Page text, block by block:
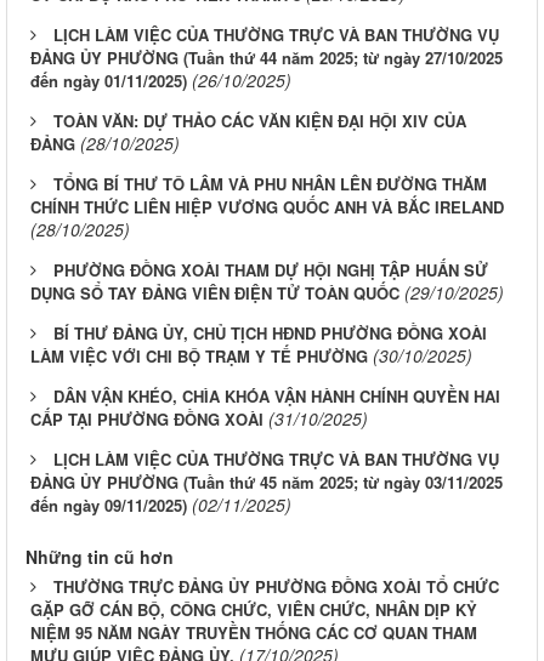
LỊCH LÀM VIỆC CỦA THƯỜNG TRỰC VÀ BAN THƯỜNG VỤ
ĐẢNG ỦY PHƯỜNG (Tuần thứ 44 năm 2025; từ ngày 27/10/2025
đến ngày 01/11/2025) (26/10/2025)
TOÀN VĂN: DỰ THẢO CÁC VĂN KIỆN ĐẠI HỘI XIV CỦA
ĐẢNG (28/10/2025)
TỔNG BÍ THƯ TÔ LÂM VÀ PHU NHÂN LÊN ĐƯỜNG THĂM
CHÍNH THỨC LIÊN HIỆP VƯƠNG QUỐC ANH VÀ BẮC IRELAND
(28/10/2025)
PHƯỜNG ĐỒNG XOÀI THAM DỰ HỘI NGHỊ TẬP HUẤN SỬ
DỤNG SỔ TAY ĐẢNG VIÊN ĐIỆN TỬ TOÀN QUỐC (29/10/2025)
BÍ THƯ ĐẢNG ỦY, CHỦ TỊCH HĐND PHƯỜNG ĐỒNG XOÀI
LÀM VIỆC VỚI CHI BỘ TRẠM Y TẾ PHƯỜNG (30/10/2025)
DÂN VẬN KHÉO, CHÌA KHÓA VẬN HÀNH CHÍNH QUYỀN HAI
CẤP TẠI PHƯỜNG ĐỒNG XOÀI (31/10/2025)
LỊCH LÀM VIỆC CỦA THƯỜNG TRỰC VÀ BAN THƯỜNG VỤ
ĐẢNG ỦY PHƯỜNG (Tuần thứ 45 năm 2025; từ ngày 03/11/2025
đến ngày 09/11/2025) (02/11/2025)
Những tin cũ hơn
THƯỜNG TRỰC ĐẢNG ỦY PHƯỜNG ĐỒNG XOÀI TỔ CHỨC
GẶP GỠ CÁN BỘ, CÔNG CHỨC, VIÊN CHỨC, NHÂN DỊP KỶ
NIỆM 95 NĂM NGÀY TRUYỀN THỐNG CÁC CƠ QUAN THAM
MƯU GIÚP VIỆC ĐẢNG ỦY. (17/10/2025)